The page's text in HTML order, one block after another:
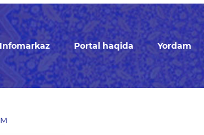
Infomarkaz Portal haqida Yordam